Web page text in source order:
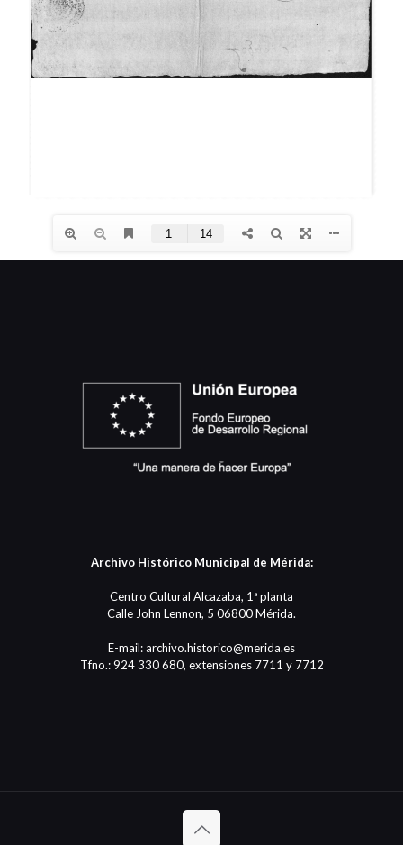
Archivo Histórico Municipal de Mérida:
Centro Cultural Alcazaba, 1ª planta
Calle John Lennon, 5 06800 Mérida.
E-mail: archivo.historico@merida.es
Tfno.: 924 330 680, extensiones 7711 y 7712